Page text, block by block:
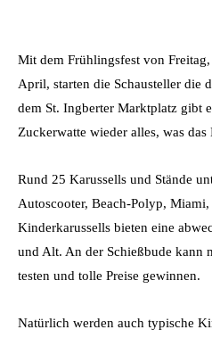
Mit dem Frühlingsfest von
April, starten die Schausteller die
dem St. Ingberter Marktplatz gibt
Zuckerwatte wieder alles, was
Rund 25 Karussells und Stände
Autoscooter, Beach-Polyp,
Kinderkarussells bieten eine
und Alt. An der Schießbude kann
testen und tolle Preise gewinnen.
Natürlich werden auch typische